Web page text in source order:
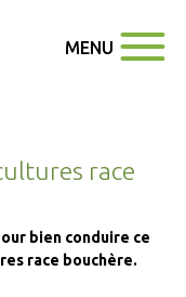
MENU
race
bien conduire ce
race bouchère.